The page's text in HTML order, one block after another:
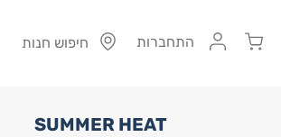
Cart התחברות חיפוש חנות
SUMMER HEAT